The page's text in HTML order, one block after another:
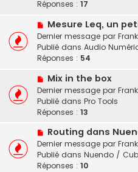
s
a
g
e
a
u
m
e
s
s
a
g
e
Réponses : 17
N
o
u
v
a
u
m
e
s
a
g
e
Mesure Leq, un
Dernier message par
Publié dans Audio
Réponses : 54
N
o
u
v
a
u
m
e
Mix in the box
Dernier message par
Publié dans Pro Tools
Réponses : 13
N
o
u
v
Routing dans
Dernier message par
Publié dans Nuendo /
Réponses : 10